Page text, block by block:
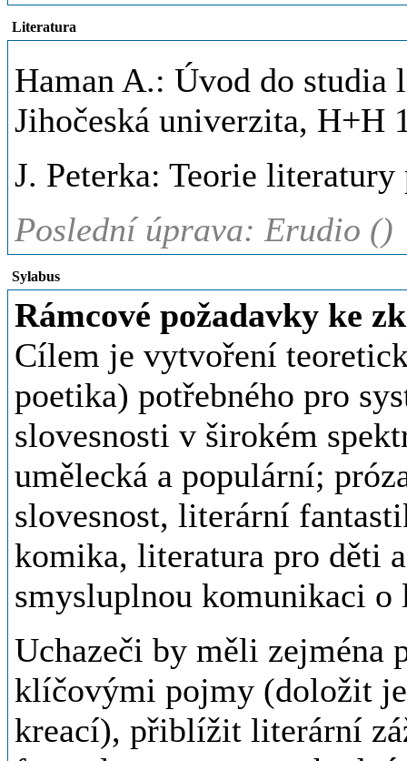
Literatura
Haman A.: Úvod do studia
Jihočeská univerzita, H+H
J. Peterka: Teorie
Poslední úprava: Erudio ()
Sylabus
Rámcové požadavky ke
Cílem je vytvoření
poetika) potřebného pro
slovesnosti v širokém
umělecká a populární;
slovesnost, literární
komika, literatura pro děti
smysluplnou komunikaci o
Uchazeči by měli zejména
klíčovými pojmy (doložit
kreací), přiblížit literární